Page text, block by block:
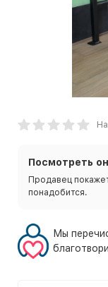
Посмотреть
Продавец
понадобится.
Мы